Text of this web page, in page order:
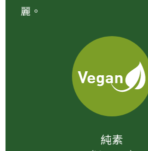
麗。
純素